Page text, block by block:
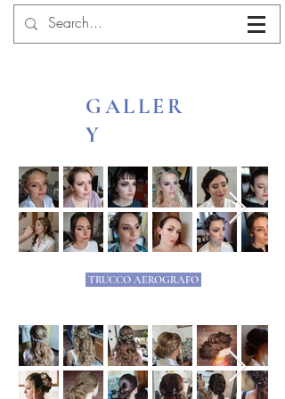
GALLER
Y
TRUCCO AEROGRAFO